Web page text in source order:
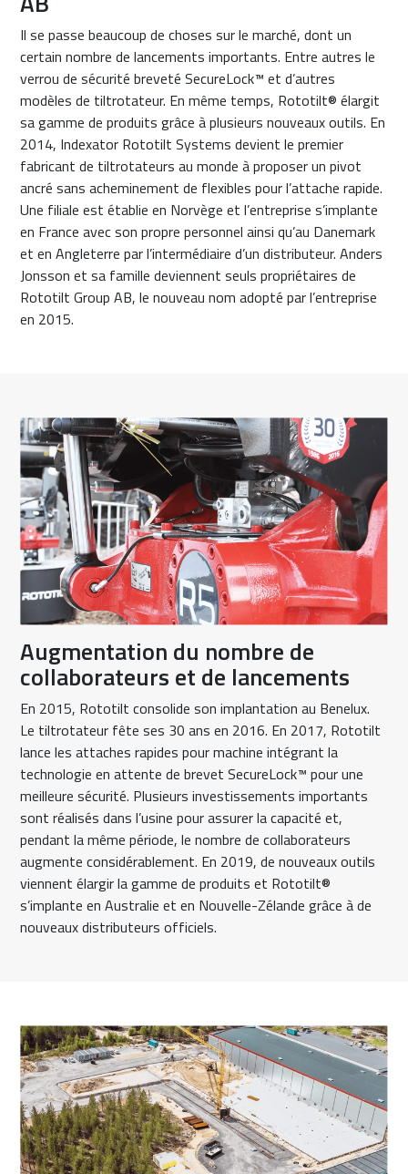
Il se passe beaucoup de choses sur le marché, dont un
certain nombre de lancements importants. Entre autres le
verrou de sécurité breveté SecureLock™ et d’autres
modèles de tiltrotateur. En même temps, Rototilt® élargit
sa gamme de produits grâce à plusieurs nouveaux outils. En
2014, Indexator Rototilt Systems devient le premier
fabricant de tiltrotateurs au monde à proposer un pivot
ancré sans acheminement de flexibles pour l’attache rapide.
Une filiale est établie en Norvège et l’entreprise s’implante
en France avec son propre personnel ainsi qu’au Danemark
et en Angleterre par l’intermédiaire d’un distributeur. Anders
Jonsson et sa famille deviennent seuls propriétaires de
Rototilt Group AB, le nouveau nom adopté par l’entreprise
en 2015.
Augmentation du nombre de
collaborateurs et de lancements
En 2015, Rototilt consolide son implantation au Benelux.
Le tiltrotateur fête ses 30 ans en 2016. En 2017, Rototilt
lance les attaches rapides pour machine intégrant la
technologie en attente de brevet SecureLock™ pour une
meilleure sécurité. Plusieurs investissements importants
sont réalisés dans l’usine pour assurer la capacité et,
pendant la même période, le nombre de collaborateurs
augmente considérablement. En 2019, de nouveaux outils
viennent élargir la gamme de produits et Rototilt®
s’implante en Australie et en Nouvelle-Zélande grâce à de
nouveaux distributeurs officiels.